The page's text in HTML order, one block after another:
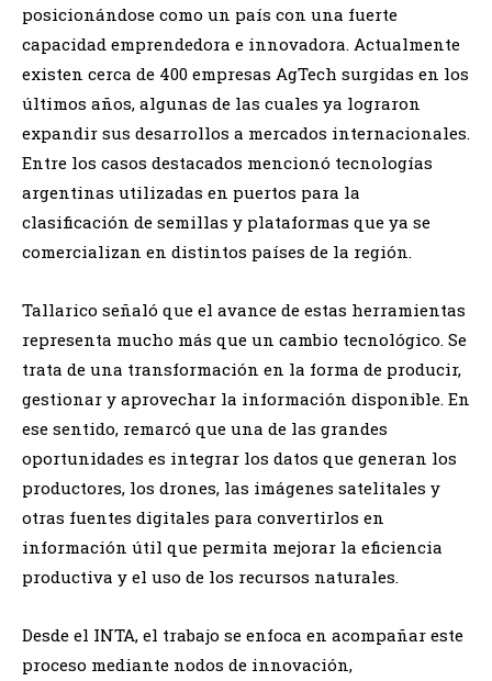
posicionándose como un país con una fuerte
capacidad emprendedora e innovadora. Actualmente
existen cerca de 400 empresas AgTech surgidas en los
últimos años, algunas de las cuales ya lograron
expandir sus desarrollos a mercados internacionales.
Entre los casos destacados mencionó tecnologías
argentinas utilizadas en puertos para la
clasificación de semillas y plataformas que ya se
comercializan en distintos países de la región.
Tallarico señaló que el avance de estas herramientas
representa mucho más que un cambio tecnológico. Se
trata de una transformación en la forma de producir,
gestionar y aprovechar la información disponible. En
ese sentido, remarcó que una de las grandes
oportunidades es integrar los datos que generan los
productores, los drones, las imágenes satelitales y
otras fuentes digitales para convertirlos en
información útil que permita mejorar la eficiencia
productiva y el uso de los recursos naturales.
Desde el INTA, el trabajo se enfoca en acompañar este
proceso mediante nodos de innovación,